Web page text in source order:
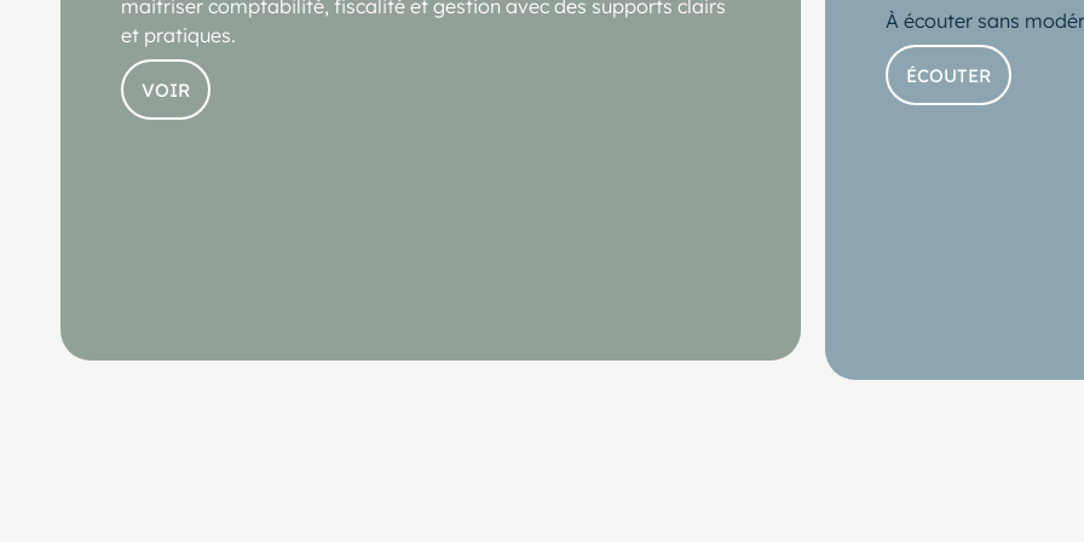
maitriser comptabilité, fiscalité et gestion avec des supports clairs
et pratiques.
VOIR
À écouter sans
ÉCOUTER